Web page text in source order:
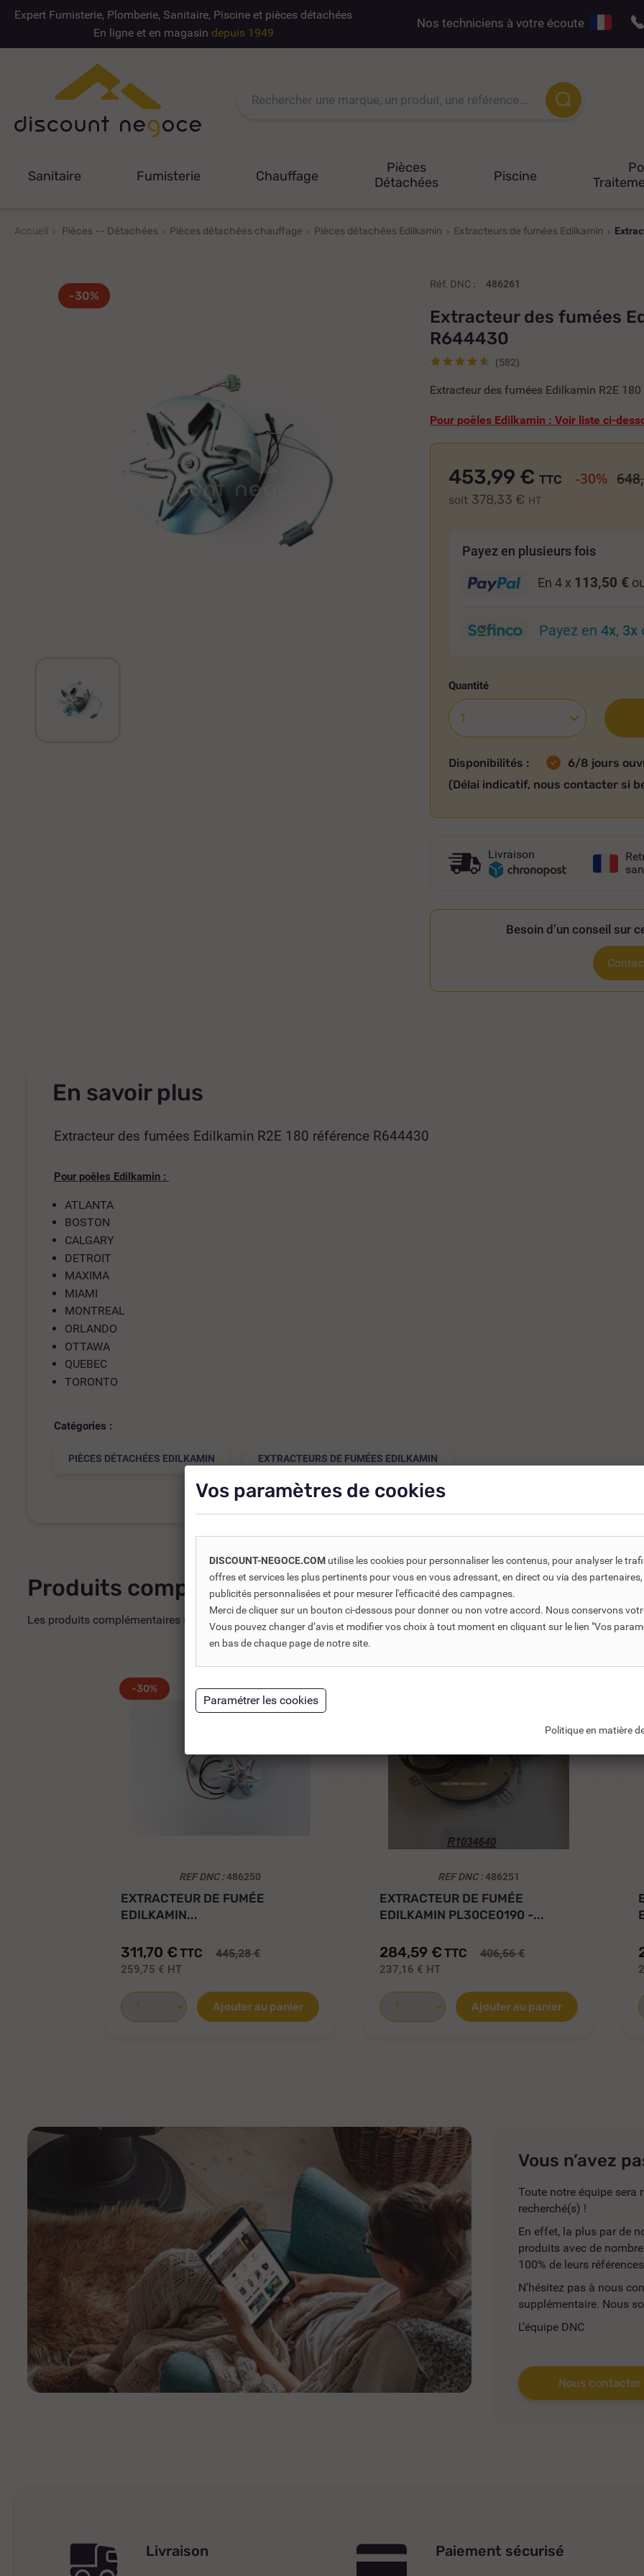
Expert Fumisterie, Plomberie, Sanitaire, Piscine et pièces détachées
En ligne et en magasin depuis 1949
Nos techniciens à votre écoute
Sanitaire Fumisterie Chauffage
Pièces
Détachées
Piscine
Accueil Pièces -- Détachées Pièces détachées chauffage Pièces détachées Edilkamin Extracteurs de fumées Edilkamin
-30%
Réf. DNC : 486261
Extracteur des fumées
R644430
(582)
Extracteur des fumées Edilkamin R2E
Pour poêles Edilkamin : Voir liste ci-
453,99 €
soit 378,33 € HT
TTC -30%
Payez en plusieurs fois
En 4 x 113,50 €
Payez en4x, 3x
Quantité
Disponibilités :
6/8 jours
(Délai indicatif, nous contacter si
Livraison
Besoin d’un conseil sur
En savoir plus
Extracteur des fumées Edilkamin R2E 180 référence R644430
Pour poêles Edilkamin :
ATLANTA
BOSTON
CALGARY
DETROIT
MAXIMA
MIAMI
MONTREAL
ORLANDO
OTTAWA
QUEBEC
TORONTO
Catégories :
PIÈCES DÉTACHÉES EDILKAMIN EXTRACTEURS DE FUMÉES EDILKAMIN
Produits complémentaires
Les produits complémentaires sont généralement des produits connexes ou associés. Ils vous permettent soit
-30%
REF DNC :486250
EXTRACTEUR DE FUMÉE
EDILKAMIN...
311,70 € TTC 445,28 €
259,75 € HT
Ajouter au panier
REF DNC :486251
EXTRACTEUR DE FUMÉE
EDILKAMIN PL30CE0190 -...
284,59 € TTC 406,56 €
237,16 € HT
Ajouter au panier
Vous n’avez
Toute notre équipe sera
recherché(s) !
En effet, la plus par de
produits avec de
100% de leurs
N'hésitez pas à nous
supplémentaire. Nous
L’équipe DNC
Nous contacter
Livraison Paiement sécurisé
Vos paramètres de cookies
DISCOUNT-NEGOCE.COM utilise les cookies pour personnaliser les contenus, pour analyser le
offres et services les plus pertinents pour vous en vous adressant, en direct ou via des
publicités personnalisées et pour mesurer l'efficacité des campagnes.
Merci de cliquer sur un bouton ci-dessous pour donner ou non votre accord. Nous conservons
Vous pouvez changer d’avis et modifier vos choix à tout moment en cliquant sur le lien "Vos
en bas de chaque page de notre site.
Politique en matière